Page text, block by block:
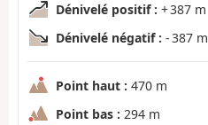
Dénivelé positif : + 387 m
Dénivelé négatif : - 387 m
Point haut : 470 m
Point bas : 294 m